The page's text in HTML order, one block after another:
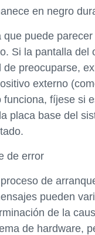
en negro
puede
Si la pantalla del
preocuparse,
externo
fíjese si
placa base del
de error
de
pueden
de la
de hardware,